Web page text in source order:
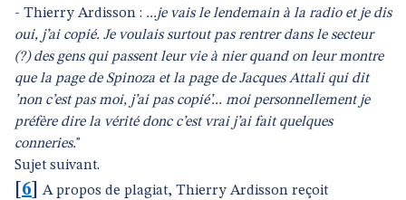
- Thierry Ardisson : ...je vais le lendemain à la radio et je dis
oui, j’ai copié. Je voulais surtout pas rentrer dans le secteur
(?) des gens qui passent leur vie à nier quand on leur montre
que la page de Spinoza et la page de Jacques Attali qui dit
’non c’est pas moi, j’ai pas copié’... moi personnellement je
préfère dire la vérité donc c’est vrai j’ai fait quelques
conneries."
Sujet suivant.
6
A propos de plagiat, Thierry Ardisson reçoit